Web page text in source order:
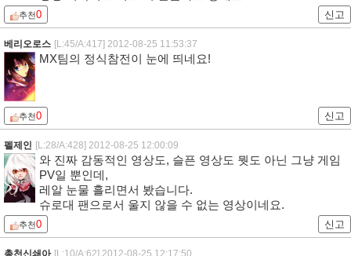
추천0 신고
베리오로스 [L:45/A:417] 2012-08-25 11:53:37
MX팀의 정식참전이 눈에 띄네요!
추천0 신고
펠제인 [L:28/A:428] 2012-08-25 12:00:09
와 진짜 감동적인 영상도, 슬픈 영상도 뭣도 아닌 그냥 게임
PV일 뿐인데,
레알 눈물 흘리면서 봤습니다.
슈로대 팬으로서 울지 않을 수 없는 영상이네요.
추천0 신고